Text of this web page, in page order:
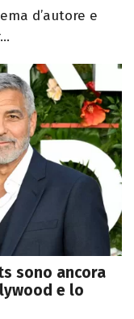
d’autore e
sono ancora
e lo